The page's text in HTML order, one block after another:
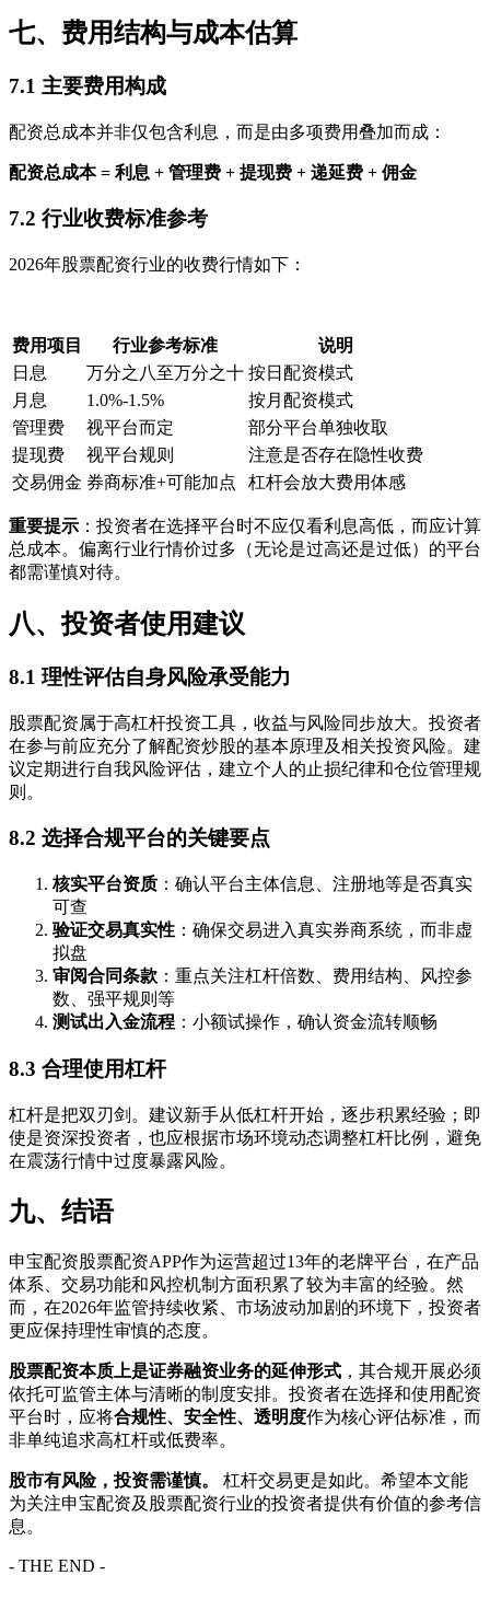
七、费用结构与成本估算
7.1 主要费用构成
配资总成本并非仅包含利息，而是由多项费用叠加而成：
配资总成本 = 利息 + 管理费 + 提现费 + 递延费 + 佣金
7.2 行业收费标准参考
2026年股票配资行业的收费行情如下：
费用项目 行业参考标准
说明
日息
万分之八至万分之十 按日配资模式
月息
1.0%-1.5%
按月配资模式
管理费
视平台而定
部分平台单独收取
提现费
视平台规则
注意是否存在隐性收费
交易佣金 券商标准+可能加点 杠杆会放大费用体感
重要提示 ：投资者在选择平台时不应仅看利息高低，而应计算
总成本。偏离行业行情价过多（无论是过高还是过低）的平台
都需谨慎对待。
八、投资者使用建议
8.1 理性评估自身风险承受能力
股票配资属于高杠杆投资工具，收益与风险同步放大。投资者
在参与前应充分了解配资炒股的基本原理及相关投资风险。建
议定期进行自我风险评估，建立个人的止损纪律和仓位管理规
则。
8.2 选择合规平台的关键要点
核实平台资质 ：确认平台主体信息、注册地等是否真实
可查
验证交易真实性 ：确保交易进入真实券商系统，而非虚
拟盘
审阅合同条款 ：重点关注杠杆倍数、费用结构、风控参
数、强平规则等
测试出入金流程 ：小额试操作，确认资金流转顺畅
8.3 合理使用杠杆
杠杆是把双刃剑。建议新手从低杠杆开始，逐步积累经验；即
使是资深投资者，也应根据市场环境动态调整杠杆比例，避免
在震荡行情中过度暴露风险。
九、结语
申宝配资股票配资APP作为运营超过13年的老牌平台，在产品
体系、交易功能和风控机制方面积累了较为丰富的经验。然
而，在2026年监管持续收紧、市场波动加剧的环境下，投资者
更应保持理性审慎的态度。
股票配资本质上是证券融资业务的延伸形式 ，其合规开展必须
依托可监管主体与清晰的制度安排。投资者在选择和使用配资
平台时，应将合规性、安全性、透明度作为核心评估标准，而
非单纯追求高杠杆或低费率。
股市有风险，投资需谨慎。
杠杆交易更是如此。希望本文能
为关注申宝配资及股票配资行业的投资者提供有价值的参考信
息。
- THE END -